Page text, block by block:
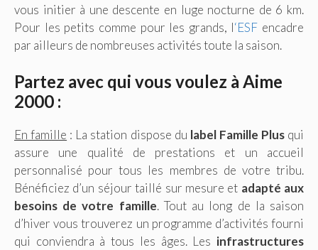
vous initier à une descente en luge nocturne de 6 km.
Pour les petits comme pour les grands, l‘ESF encadre
par ailleurs de nombreuses activités toute la saison.
Partez avec qui vous voulez à Aime
2000 :
En famille : La station dispose du label Famille Plusqui
assure une qualité de prestations et un accueil
personnalisé pour tous les membres de votre tribu.
Bénéficiez d’un séjour taillé sur mesure et adapté aux
besoins de votre famille. Tout au long de la saison
d’hiver vous trouverez un programme d’activités fourni
qui conviendra à tous les âges. Les infrastructures